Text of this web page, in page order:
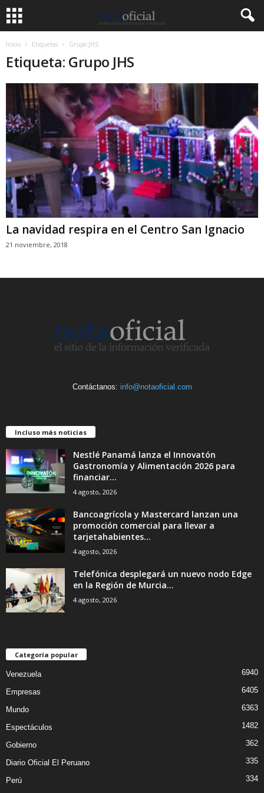
Inicio Etiquetas Grupo JHS
Etiqueta: Grupo JHS
La navidad respira en el Centro San Ignacio
21 noviembre, 2018
Contáctanos: info@notaoficial.com
Incluso más noticias
Nestlé Panamá lanza el Innovatón
Gastronomía y Alimentación 2026 para
financiar...
4 agosto, 2026
Bancoagrícola y Mastercard lanzan una
promoción comercial para llevar a
tarjetahabientes...
4 agosto, 2026
Telefónica desplegará un nuevo nodo Edge
en la Región de Murcia...
4 agosto, 2026
Categoría popular
Venezuela 6940
Empresas 6405
Mundo 6363
Espectáculos 1482
Gobierno 362
Diario Oficial El Peruano 335
Perú 334